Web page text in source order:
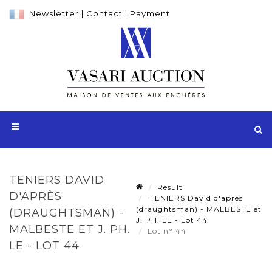
Newsletter | Contact | Payment
TENIERS DAVID
D'APRÈS
(DRAUGHTSMAN) -
MALBESTE ET J. PH.
LE - LOT 44
Result
TENIERS David d'après
(draughtsman) - MALBESTE et
J. PH. LE - Lot 44
Lot n° 44